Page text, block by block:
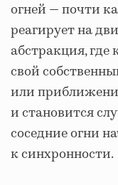
огней — почти
реагирует на
абстракция, где
свой
или
и становится
соседние огни
к синхронности.